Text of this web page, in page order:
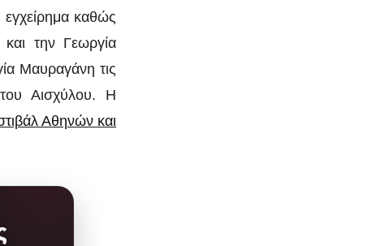
καθώς
την Γεωργία
Μαυραγάνη τις
Αισχύλου. Η
Αθηνών και